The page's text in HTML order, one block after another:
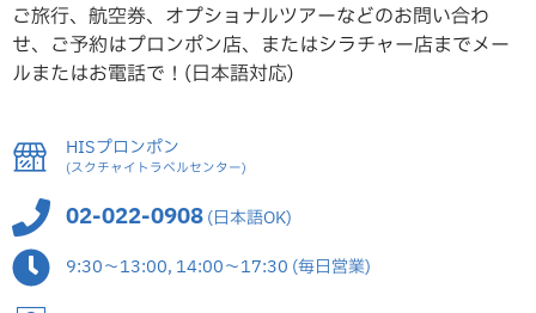
ご旅行、航空券、オプショナルツアーなどのお問い合わ
せ、ご予約はプロンポン店、またはシラチャー店までメー
ルまたはお電話で！(日本語対応)
HISプロンポン
(スクチャイトラベルセンター)
02-022-0908(日本語OK)
9:30～13:00, 14:00～17:30 (毎日営業)